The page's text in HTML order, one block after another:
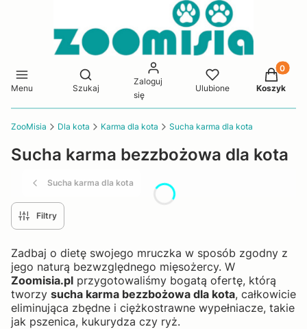
Menu
Otwórz wyszukiwarkę
Szukaj
Zaloguj
się
Ulubione Koszyk
ZooMisia Dla kota Karma dla kota Sucha karma dla kota
Sucha karma bezzbożowa dla kota
Sucha karma dla kota
Filtry
Zadbaj o dietę swojego mruczka w sposób zgodny z
jego naturą bezwzględnego mięsożercy. W
Zoomisia.pl przygotowaliśmy bogatą ofertę, którą
tworzy sucha karma bezzbożowa dla kota, całkowicie
eliminująca zbędne i ciężkostrawne wypełniacze, takie
jak pszenica, kukurydza czy ryż.